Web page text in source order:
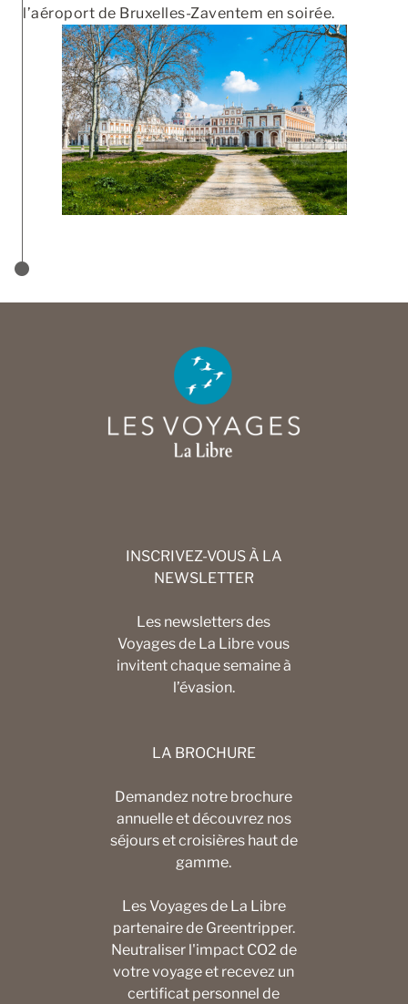
l’aéroport de Bruxelles-Zaventem en soirée.
INSCRIVEZ-VOUS À LA
NEWSLETTER
Les newsletters des
Voyages de La Libre vous
invitent chaque semaine à
l’évasion.
LA BROCHURE
Demandez notre brochure
annuelle et découvrez nos
séjours et croisières haut de
gamme.
Les Voyages de La Libre
partenaire de Greentripper.
Neutraliser l'impact CO2 de
votre voyage et recevez un
certificat personnel de